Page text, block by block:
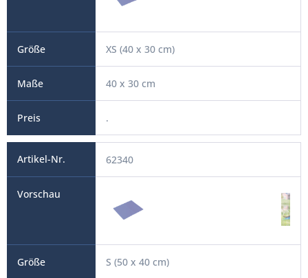
XS (40 x 30 cm)
40 x 30 cm
.
62340
S (50 x 40 cm)